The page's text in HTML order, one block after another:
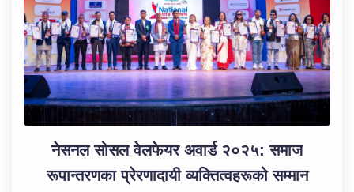
नेसनल सोसल वेलफेयर अवार्ड २०२५: समाज
रूपान्तरणका प्रेरणादायी व्यक्तित्वहरूको सम्मान